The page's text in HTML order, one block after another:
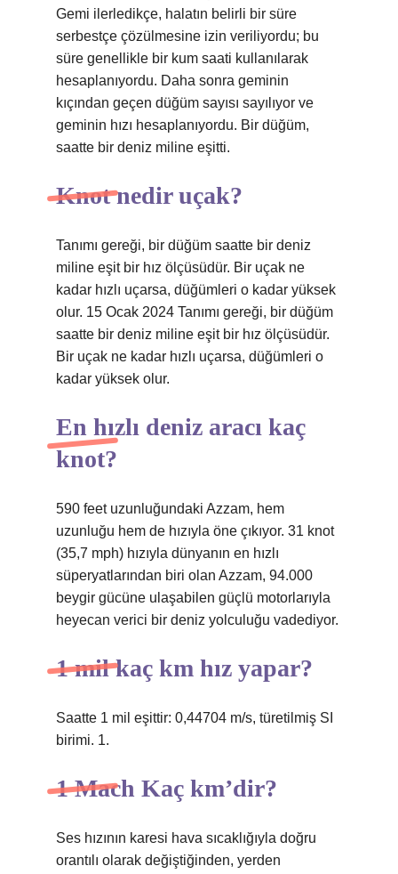
Gemi ilerledikçe, halatın belirli bir süre
serbestçe çözülmesine izin veriliyordu; bu
süre genellikle bir kum saati kullanılarak
hesaplanıyordu. Daha sonra geminin
kıçından geçen düğüm sayısı sayılıyor ve
geminin hızı hesaplanıyordu. Bir düğüm,
saatte bir deniz miline eşitti.
Knot nedir uçak?
Tanımı gereği, bir düğüm saatte bir deniz
miline eşit bir hız ölçüsüdür. Bir uçak ne
kadar hızlı uçarsa, düğümleri o kadar yüksek
olur. 15 Ocak 2024 Tanımı gereği, bir düğüm
saatte bir deniz miline eşit bir hız ölçüsüdür.
Bir uçak ne kadar hızlı uçarsa, düğümleri o
kadar yüksek olur.
En hızlı deniz aracı kaç
knot?
590 feet uzunluğundaki Azzam, hem
uzunluğu hem de hızıyla öne çıkıyor. 31 knot
(35,7 mph) hızıyla dünyanın en hızlı
süperyatlarından biri olan Azzam, 94.000
beygir gücüne ulaşabilen güçlü motorlarıyla
heyecan verici bir deniz yolculuğu vadediyor.
1 mil kaç km hız yapar?
Saatte 1 mil eşittir: 0,44704 m/s, türetilmiş SI
birimi. 1.
1 Mach Kaç km’dir?
Ses hızının karesi hava sıcaklığıyla doğru
orantılı olarak değiştiğinden, yerden